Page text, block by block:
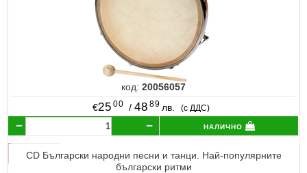
код: 20056057
€25 00 / 48 89 лв. (с ДДС)
налично
CD Български народни песни и танци. Най-популярните
български ритми